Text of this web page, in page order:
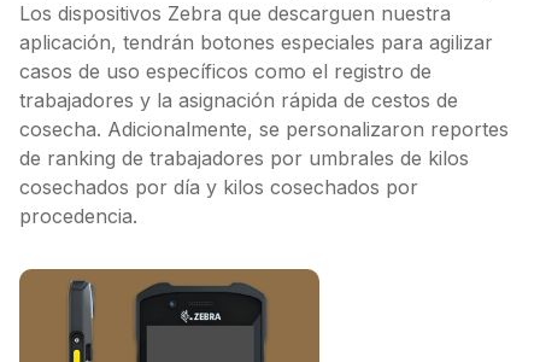
Los dispositivos Zebra que descarguen nuestra
aplicación, tendrán botones especiales para agilizar
casos de uso específicos como el registro de
trabajadores y la asignación rápida de cestos de
cosecha. Adicionalmente, se personalizaron reportes
de ranking de trabajadores por umbrales de kilos
cosechados por día y kilos cosechados por
procedencia.